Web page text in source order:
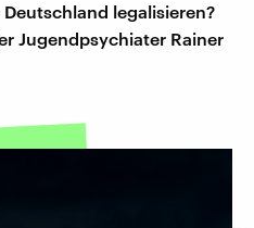
legalisieren?
Jugendpsychiater Rainer